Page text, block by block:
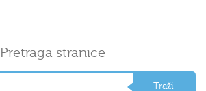
Pretraga stranice